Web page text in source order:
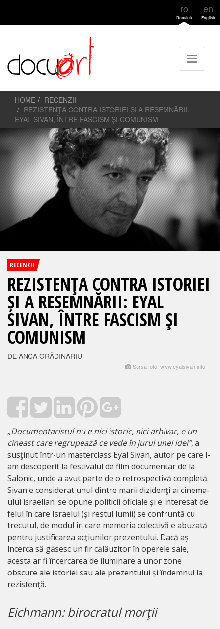
ro
Română
en
English
HOME
RECENZII
REZISTENŢA CONTRA ISTORIEI ȘI A RESEMNĂRII:
EYAL SIVAN, ÎNTRE FASCISM ŞI COMUNISM
RECENZII
REZISTENŢA CONTRA ISTORIEI
ȘI A RESEMNĂRII: EYAL
SIVAN, ÎNTRE FASCISM ŞI
COMUNISM
DE ANCA GRĂDINARIU
Sursa foto: www.eyalsivan.info
„Documentaristul nu e nici istoric, nici arhivar, e un
cineast care regrupează ce vede în jurul unei idei”, a
susţinut într-un masterclass Eyal Sivan, autor pe care l-
am descoperit la festivalul de film documentar de la
Salonic, unde a avut parte de o retrospectivă completă.
Sivan e considerat unul dintre marii dizidenţi ai cinema-
ului israelian: se opune politicii oficiale și e interesat de
felul în care Israelul (și restul lumii) se confruntă cu
trecutul, de modul în care memoria colectivă e abuzată
pentru justificarea acţiunilor prezentului. Dacă aș
încerca să găsesc un fir călăuzitor în operele sale,
acesta ar fi încercarea de iluminare a unor zone
obscure ale istoriei sau ale prezentului și îndemnul la
rezistenţă.
Eichmann: birocratul morţii